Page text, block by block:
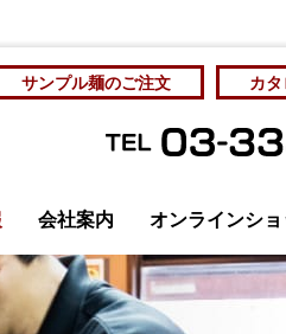
サンプル麺のご注文 カ
カタログをダウンロード
会社案内
全・衛生管理と社員教育 個人情報
オンラインシ